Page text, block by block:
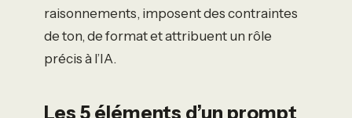
raisonnements, imposent des contraintes
de ton, de format et attribuent un rôle
précis à l’IA.
Les 5 éléments d’un prompt